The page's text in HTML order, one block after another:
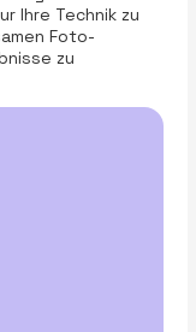
Ihre Technik zu
Foto-
zu